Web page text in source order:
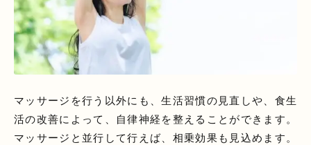
マッサージを行う以外にも、生活習慣の見直しや、食生
活の改善によって、自律神経を整えることができます。
マッサージと並行して行えば、相乗効果も見込めます。